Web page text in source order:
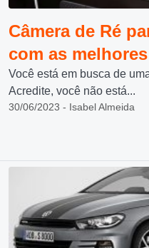
Câmera de Ré
com as
Você está em busca de
Acredite, você não está...
30/06/2023 - Isabel Almeida